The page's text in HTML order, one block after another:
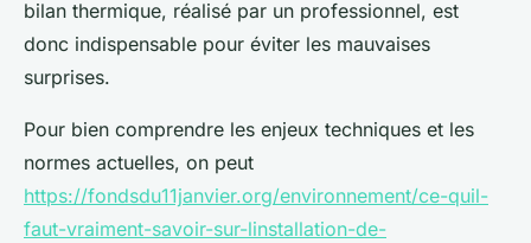
bilan thermique, réalisé par un professionnel, est
donc indispensable pour éviter les mauvaises
surprises.
Pour bien comprendre les enjeux techniques et les
normes actuelles, on peut
https://fondsdu11janvier.org/environnement/ce-quil-
faut-vraiment-savoir-sur-linstallation-de-